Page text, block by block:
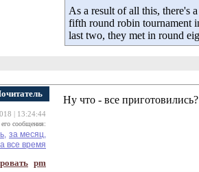
As a result of all this, there's
fifth round robin tournament
last two, they met in round
| 13:24:44
его сообщения:
за месяц,
все время
pm
Ну что - все